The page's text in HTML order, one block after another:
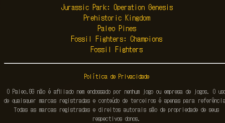
Jurassic Park: Operation Genesis
Prehistoric Kingdom
Paleo Pines
Fossil Fighters: Champions
Fossil Fighters
O Paleo.GG não é afiliado nem endossado por nenhum jogo ou empresa de jogos. O
de quaisquer marcas registradas e conteúdo de terceiros é apenas para
Todas as marcas registradas e direitos autorais são de propriedade de seus
respectivos donos.
Política de Privacidade